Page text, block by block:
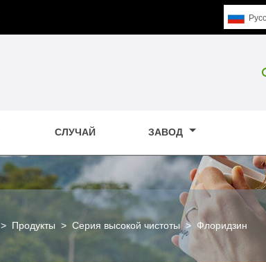
СЛУЧАЙ ЗАВОД
> Продукты > Серия высокой чистоты > Флоридзин